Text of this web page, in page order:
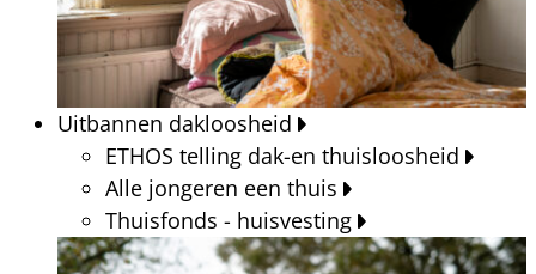
Uitbannen dakloosheid
ETHOS telling dak-en thuisloosheid
Alle jongeren een thuis
Thuisfonds - huisvesting